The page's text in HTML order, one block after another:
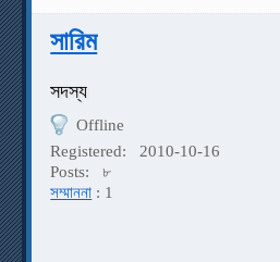
সারিম
সদস্য
Offline
Registered:
2010-10-16
Posts:
৮
সম্মাননা : 1